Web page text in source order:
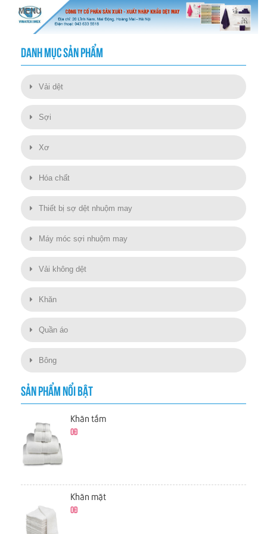
DANH MỤC SẢN PHẨM
Vải dệt
Sợi
Xơ
Hóa chất
Thiết bị sợ dệt nhuộm may
Máy móc sợi nhuộm may
Vải không dệt
Khăn
Quần áo
Bông
SẢN PHẨM NỔI BẬT
Khăn tắm
0đ
Khăn mặt
0đ